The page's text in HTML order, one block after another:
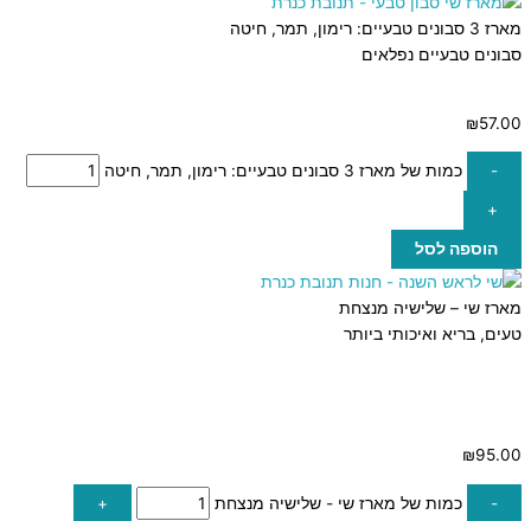
מארז 3 סבונים טבעיים: רימון, תמר, חיטה
סבונים טבעיים נפלאים
₪57.00
- כמות של מארז 3 סבונים טבעיים: רימון, תמר, חיטה
+
הוספה לסל
מארז שי – שלישיה מנצחת
טעים, בריא ואיכותי ביותר
₪95.00
- כמות של מארז שי - שלישיה מנצחת +